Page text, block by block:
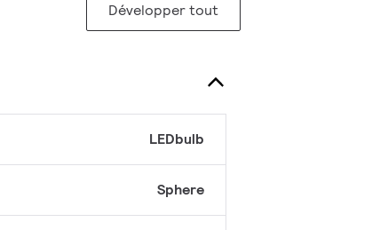
Développer tout
LEDbulb
Sphere